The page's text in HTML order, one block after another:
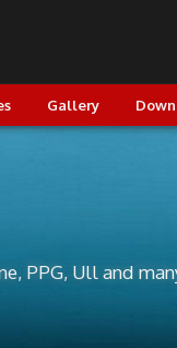
Gallery
PPG, Ull and